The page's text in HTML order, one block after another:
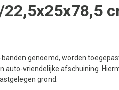
genoemd, worden
auto-vriendelijke afschuining.
grond.